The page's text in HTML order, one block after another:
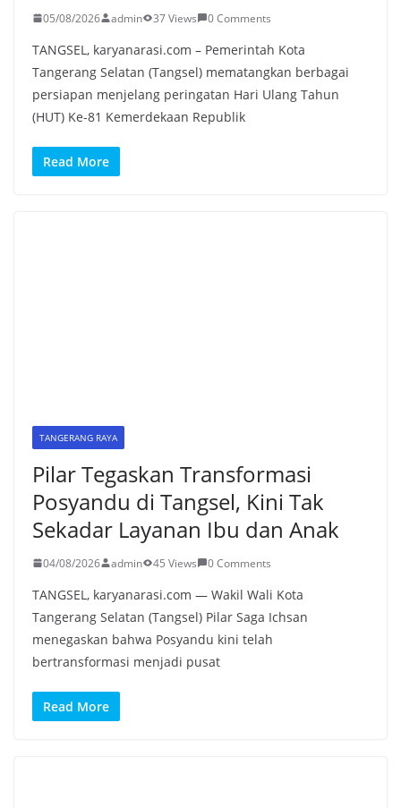
05/08/2026 admin 37 Views 0 Comments
TANGSEL, karyanarasi.com – Pemerintah Kota
Tangerang Selatan (Tangsel) mematangkan berbagai
persiapan menjelang peringatan Hari Ulang Tahun
(HUT) Ke-81 Kemerdekaan Republik
Read More
TANGERANG RAYA
Pilar Tegaskan Transformasi
Posyandu di Tangsel, Kini Tak
Sekadar Layanan Ibu dan Anak
04/08/2026 admin 45 Views 0 Comments
TANGSEL, karyanarasi.com — Wakil Wali Kota
Tangerang Selatan (Tangsel) Pilar Saga Ichsan
menegaskan bahwa Posyandu kini telah
bertransformasi menjadi pusat
Read More